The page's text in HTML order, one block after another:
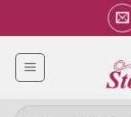
Inhalt
springen